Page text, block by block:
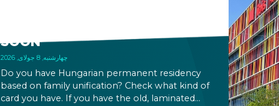
SOON
چهارشنبه, 8 جولای, 2026
Do you have Hungarian permanent residency
based on family unification? Check what kind of
card you have. If you have the old, laminated